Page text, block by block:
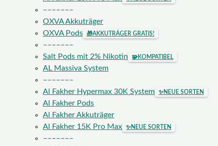
–––––––
OXVA Akkuträger
OXVA Pods
🎁AKKUTRÄGER GRATIS!
–––––––
Salt Pods mit 2% Nikotin
🧩KOMPATIBEL
AL Massiva System
–––––––
Al Fakher Hypermax 30K System
✨NEUE SORTEN
Al Fakher Pods
Al Fakher Akkuträger
Al Fakher 15K Pro Max
✨NEUE SORTEN
–––––––